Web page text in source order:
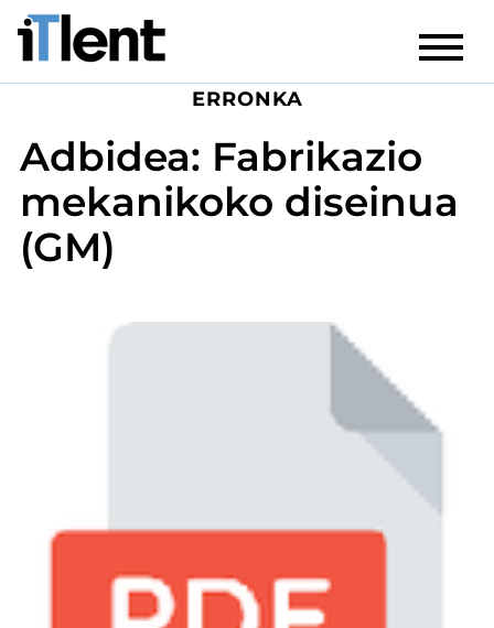
ERRONKA
Adbidea: Fabrikazio
mekanikoko diseinua
(GM)